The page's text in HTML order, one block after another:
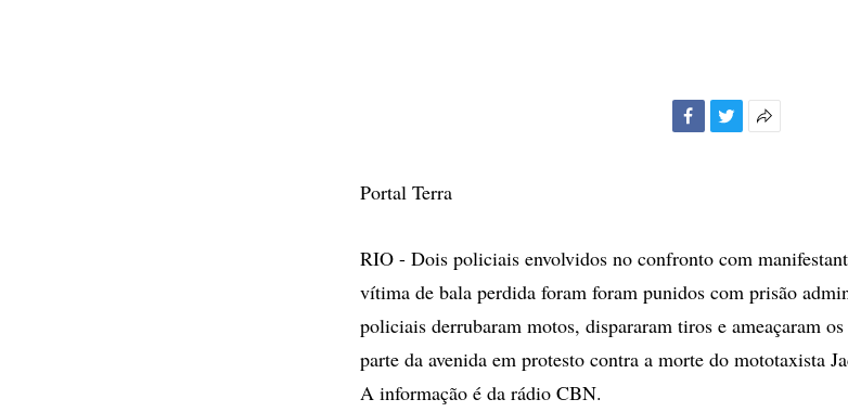
Portal Terra
RIO - Dois policiais envolvidos no confronto com
vítima de bala perdida foram foram punidos com prisão
policiais derrubaram motos, dispararam tiros e ameaçaram
parte da avenida em protesto contra a morte do mototaxista
A informação é da rádio CBN.